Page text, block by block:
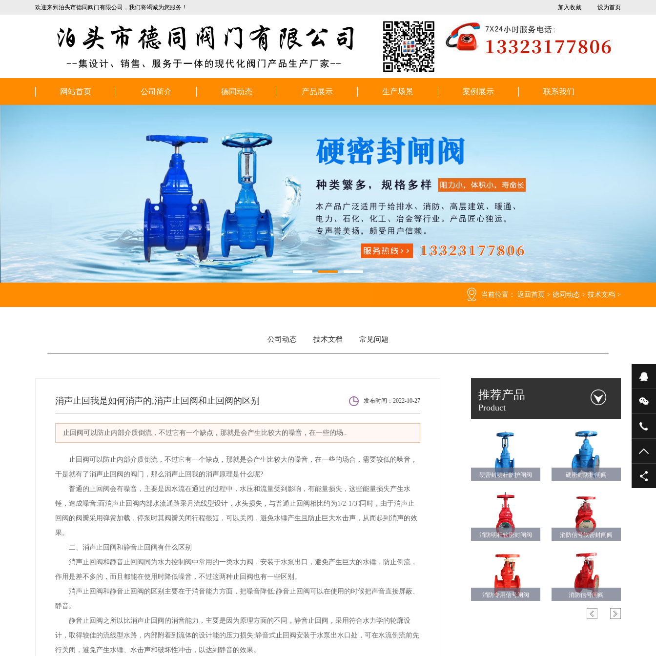
欢迎来到泊头市德同阀门有限公司，我们将竭诚为您服务！ 加入收藏 设为首页
网站首页 公司简介 德同动态 产品展示 生产场景 案例展示 联系我们
当前位置： 返回首页 > 德同动态 > 技术文档 >
公司动态 技术文档 常见问题
消声止回我是如何消声的,消声止回阀和止回阀的区别 发布时间：2022-10-27
止回阀可以防止内部介质倒流，不过它有一个缺点，那就是会产生比较大的噪音，在一些的场..
止回阀可以防止内部介质倒流，不过它有一个缺点，那就是会产生比较大的噪音，在一些的场合，需要较低的噪音，
干是就有了消声止回阀的阀门，那么消声止回我的消声原理是什么呢?
普通的止回阀会有噪音，主要是因水流在通过的过程中，水压和流量受到影响，有能量损失，这些能量损失产生水
锤，造成噪音:而消声止回阀内部水流通路采月流线型设计，水头损失，与普通止回阀相比约为1/2-1/3∶同时，由于消声止
回阀的阀瓣采用弹簧加载，停泵时其阀瓣关闭行程很短，可以关闭，避免水锤产生且防止巨大水击声，从而起到消声的效
果。
二、消声止回阀和静音止回阀有什么区别
消声止回阀和静音止回阀同为水力控制阀中常用的一类水力阀，安装于水泵出口，避免产生巨大的水锤，防止倒流，
作用是差不多的，而且都能在使用时降低噪音，不过这两种止回阀也有一些区别。
消声止回阀和静音止回阀的区别主要在于消音能力方面，把噪音降低:静音止回阀可以在使用的时候把声音直接屏蔽、
静音。
静音止回阀之所以比消声止回阀的消音能力，主要是因为原理方面的不同，静音止回阀，采用符合水力学的轮廓设
计，取得较佳的流线型水路，内部附着到流体的设计能的压力损失:静音式止回阀安装于水泵出水口处，可在水流倒流前先
行关闭，避免产生水锤、水击声和破坏性冲击，以达到静音的效果。
推荐产品
Product
Y型过滤器
Y型过滤器
信号硬密封闸阀
信号硬密封闸阀
HC41X消声止回阀
HC41X消声止回阀
电动支架闸阀
电动支架闸阀
德标Y型过滤器 HH48/49X型微阻缓闭蝶式
止回阀
电动软密封闸阀
电动软密封闸阀
加长杆软密封闸阀
加长杆软密封闸阀
表前阀
表前阀
铜压盖闸阀
铜压盖闸阀
消防暗杆软密封闸阀 硬密封明杆防护闸阀
硬密封明杆防护闸阀
硬密封明杆防护闸阀
硬密封防护闸阀
硬密封防护闸阀
消防明杆软密封闸阀
消防明杆软密封闸阀
消防信号软密封闸阀
消防信号软密封闸阀
消防专用信号闸阀 消防信号闸阀
在
微